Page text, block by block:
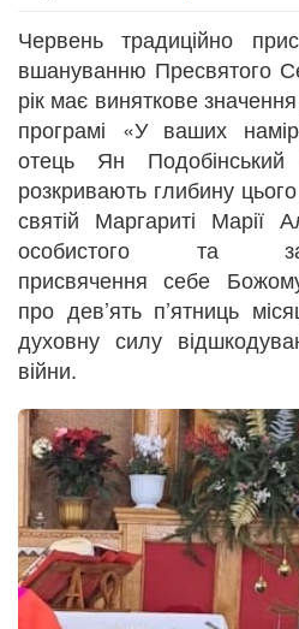
Червень традиційно
вшануванню Пресвятого
рік має виняткове
програмі «У ваших
отець Ян
розкривають глибину
святій Маргариті Марії
особистого та
присвячення себе
про дев’ять п’ятниць
духовну силу
війни.